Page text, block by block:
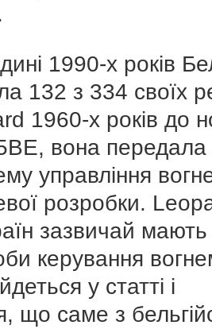
1990-х років
132 з 334 своїх
1960-х років до
вона передала
управління
розробки.
зазвичай мають
керування
у статті і
що саме з